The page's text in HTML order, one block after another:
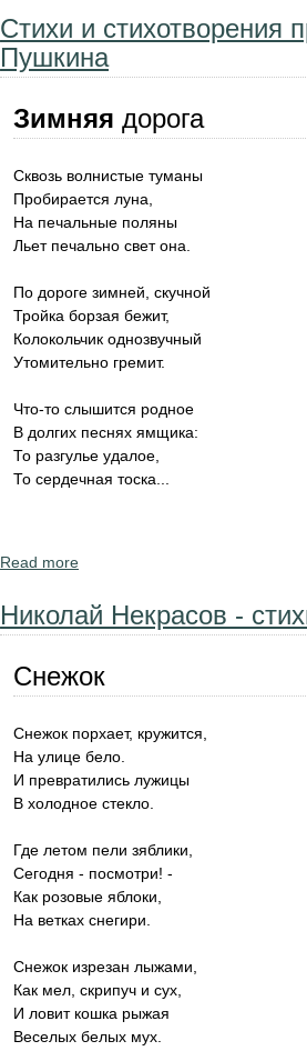
Стихи и стихотворения
Пушкина
Зимняя дорога
Сквозь волнистые туманы
Пробирается луна,
На печальные поляны
Льет печально свет она.
По дороге зимней, скучной
Тройка борзая бежит,
Колокольчик однозвучный
Утомительно гремит.
Что-то слышится родное
В долгих песнях ямщика:
То разгулье удалое,
То сердечная тоска...
Read more
Николай Некрасов -
Снежок
Снежок порхает, кружится,
На улице бело.
И превратились лужицы
В холодное стекло.
Где летом пели зяблики,
Сегодня - посмотри! -
Как розовые яблоки,
На ветках снегири.
Снежок изрезан лыжами,
Как мел, скрипуч и сух,
И ловит кошка рыжая
Веселых белых мух.